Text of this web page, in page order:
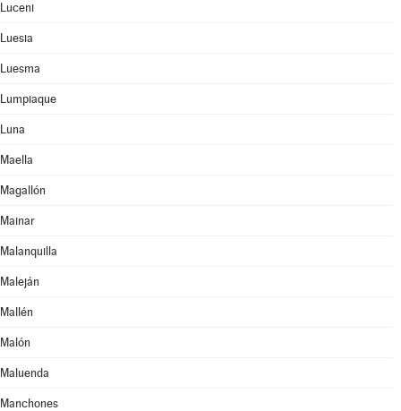
Luceni
Luesia
Luesma
Lumpiaque
Luna
Maella
Magallón
Mainar
Malanquilla
Maleján
Mallén
Malón
Maluenda
Manchones